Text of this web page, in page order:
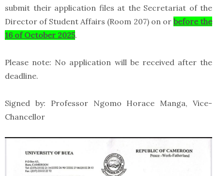
submit their application files at the Secretariat of the
Director of Student Affairs (Room 207) on or before the
16 of October 2025.
Please note: No application will be received after the
deadline.
Signed by: Professor Ngomo Horace Manga, Vice-
Chancellor